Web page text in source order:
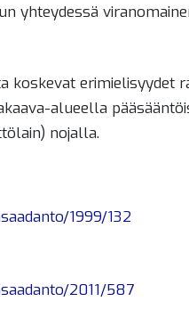
yhteydessä
koskevat erimielisyydet
alueella
nojalla.
1999/132
2011/587